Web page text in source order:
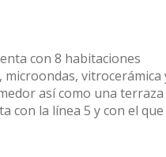
con 8 habitaciones
vitrocerámica
así como una
con la línea 5 y con el que